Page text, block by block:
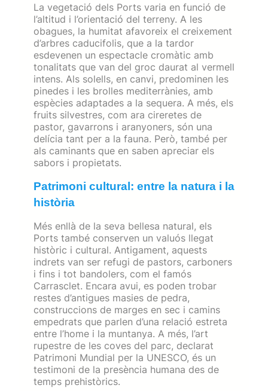
La vegetació dels Ports varia en funció de
l’altitud i l’orientació del terreny. A les
obagues, la humitat afavoreix el creixement
d’arbres caducifolis, que a la tardor
esdevenen un espectacle cromàtic amb
tonalitats que van del groc daurat al vermell
intens. Als solells, en canvi, predominen les
pinedes i les brolles mediterrànies, amb
espècies adaptades a la sequera. A més, els
fruits silvestres, com ara cireretes de
pastor, gavarrons i aranyoners, són una
delícia tant per a la fauna. Però, també per
als caminants que en saben apreciar els
sabors i propietats.
Patrimoni cultural: entre la natura i la
història
Més enllà de la seva bellesa natural, els
Ports també conserven un valuós llegat
històric i cultural. Antigament, aquests
indrets van ser refugi de pastors, carboners
i fins i tot bandolers, com el famós
Carrasclet. Encara avui, es poden trobar
restes d’antigues masies de pedra,
construccions de marges en sec i camins
empedrats que parlen d’una relació estreta
entre l’home i la muntanya. A més, l’art
rupestre de les coves del parc, declarat
Patrimoni Mundial per la UNESCO, és un
testimoni de la presència humana des de
temps prehistòrics.